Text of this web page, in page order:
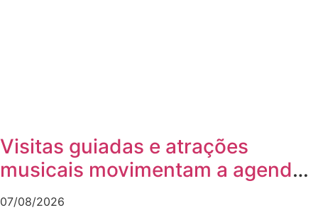
Visitas guiadas e atrações
musicais movimentam a agenda
cultural da semana em Joinville
07/08/2026